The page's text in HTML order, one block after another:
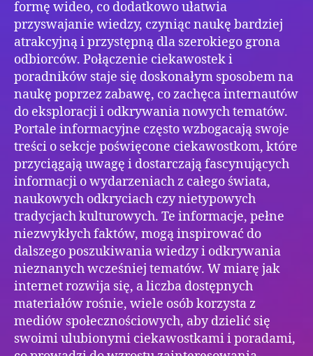
formę wideo, co dodatkowo ułatwia
przyswajanie wiedzy, czyniąc naukę bardziej
atrakcyjną i przystępną dla szerokiego grona
odbiorców. Połączenie ciekawostek i
poradników staje się doskonałym sposobem na
naukę poprzez zabawę, co zachęca internautów
do eksploracji i odkrywania nowych tematów.
Portale informacyjne często wzbogacają swoje
treści o sekcje poświęcone ciekawostkom, które
przyciągają uwagę i dostarczają fascynujących
informacji o wydarzeniach z całego świata,
naukowych odkryciach czy nietypowych
tradycjach kulturowych. Te informacje, pełne
niezwykłych faktów, mogą inspirować do
dalszego poszukiwania wiedzy i odkrywania
nieznanych wcześniej tematów. W miarę jak
internet rozwija się, a liczba dostępnych
materiałów rośnie, wiele osób korzysta z
mediów społecznościowych, aby dzielić się
swoimi ulubionymi ciekawostkami i poradami,